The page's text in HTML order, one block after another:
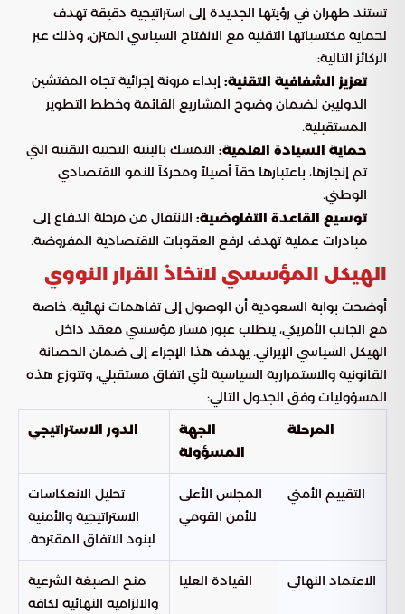
تستند طهران في رؤيتها الجديدة إلى استراتيجية دقيقة تهدف
لحماية مكتسباتها التقنية مع الانفتاح السياسي المتزن، وذلك عبر
الركائز التالية:
تعزيز الشفافية التقنية: إبداء مرونة إجرائية تجاه المفتشين
الدوليين لضمان وضوح المشاريع القائمة وخطط التطوير
المستقبلية.
حماية السيادة العلمية: التمسك بالبنية التحتية التقنية التي
تم إنجازها، باعتبارها حقاً أصيلاً ومحركاً للنمو الاقتصادي
الوطني.
توسيع القاعدة التفاوضية: الانتقال من مرحلة الدفاع إلى
مبادرات عملية تهدف لرفع العقوبات الاقتصادية المفروضة.
الهيكل المؤسسي لاتخاذ القرار النووي
أوضحت بوابة السعودية أن الوصول إلى تفاهمات نهائية، خاصة
مع الجانب الأمريكي، يتطلب عبور مسار مؤسسي معقد داخل
الهيكل السياسي الإيراني. يهدف هذا الإجراء إلى ضمان الحصانة
القانونية والاستمرارية السياسية لأي اتفاق مستقبلي، وتتوزع هذه
المسؤوليات وفق الجدول التالي:
المرحلة
الجهة
المسؤولة
الدور الاستراتيجي
التقييم الأمني
المجلس الأعلى
للأمن القومي
تحليل الانعكاسات
الاستراتيجية والأمنية
لبنود الاتفاق المقترحة.
الاعتماد النهائي القيادة العليا
منح الصبغة الشرعية
والالزامية النهائية لكافة